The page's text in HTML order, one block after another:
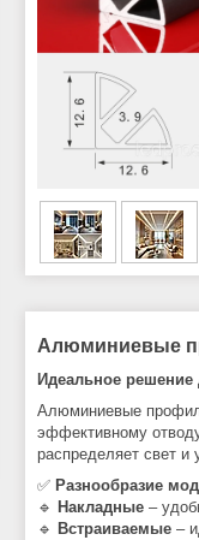
Алюминиевые
Идеальное решение
Алюминиевые
эффективному
распределяет свет и
✅ Разнообразие
🔹 Накладные –
🔹 Встраиваемые –